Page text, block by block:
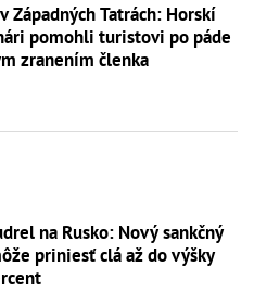
Západných Tatrách: Horskí
pomohli turistovi po páde
zranením členka
na Rusko: Nový sankčný
priniesť clá až do výšky